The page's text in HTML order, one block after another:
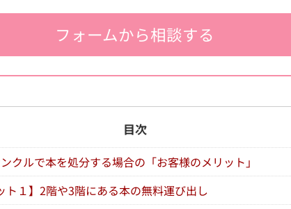
フォームから相談する
目次
クルで本を処分する場合の「お客様のメリット」
ト１】2階や3階にある本の無料運び出し